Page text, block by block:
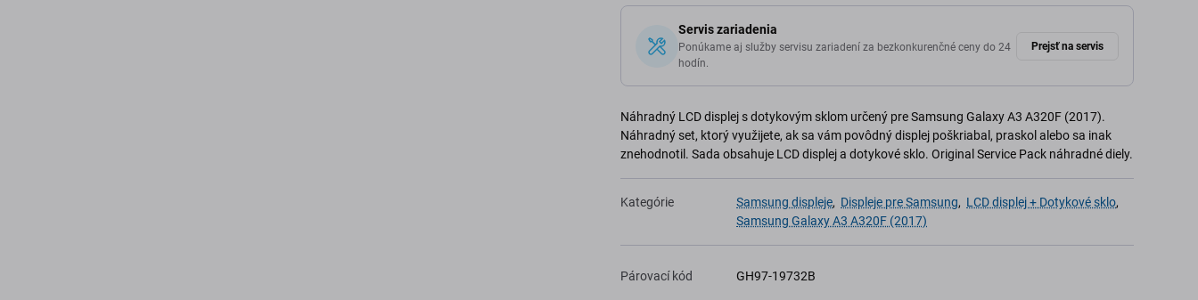
Servis zariadenia
Ponúkame aj služby servisu zariadení za bezkonkurenčné ceny do 24
hodín.
Prejsť na servis
Náhradný LCD displej s dotykovým sklom určený pre Samsung Galaxy A3 A320F (2017).
Náhradný set, ktorý využijete, ak sa vám povôdný displej poškriabal, praskol alebo sa inak
znehodnotil. Sada obsahuje LCD displej a dotykové sklo. Original Service Pack náhradné diely.
Kategórie Samsung displeje, Displeje pre Samsung, LCD displej + Dotykové sklo,
Samsung Galaxy A3 A320F (2017)
Párovací kód GH97-19732B